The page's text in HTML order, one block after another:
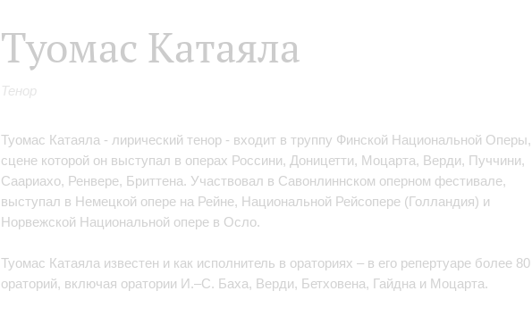
Туомас Катаяла
Тенор
Туомас Катаяла - лирический тенор - входит в труппу Финской Национальной
сцене которой он выступал в операх Россини, Доницетти, Моцарта, Верди, Пуччини,
Саариахо, Ренвере, Бриттена. Участвовал в Савонлиннском оперном фестивале,
выступал в Немецкой опере на Рейне, Национальной Рейсопере (Голландия) и
Норвежской Национальной опере в Осло.
Туомас Катаяла известен и как исполнитель в ораториях – в его репертуаре более 80
ораторий, включая оратории И.–С. Баха, Верди, Бетховена, Гайдна и Моцарта.